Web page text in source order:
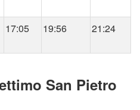
17:05 19:56 21:24
San Pietro